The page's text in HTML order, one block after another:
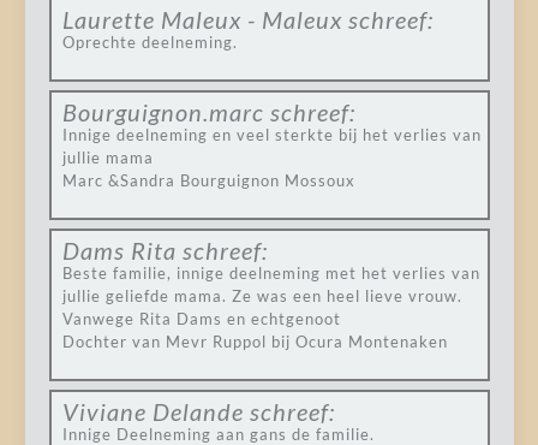
Laurette Maleux - Maleux schreef:
Oprechte deelneming.
Bourguignon.marc schreef:
Innige deelneming en veel sterkte bij het verlies van
jullie mama
Marc &Sandra Bourguignon Mossoux
Dams Rita schreef:
Beste familie, innige deelneming met het verlies van
jullie geliefde mama. Ze was een heel lieve vrouw.
Vanwege Rita Dams en echtgenoot
Dochter van Mevr Ruppol bij Ocura Montenaken
Viviane Delande schreef:
Innige Deelneming aan gans de familie.